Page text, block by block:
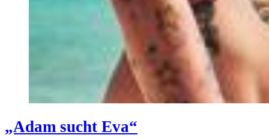
„Adam sucht Eva“